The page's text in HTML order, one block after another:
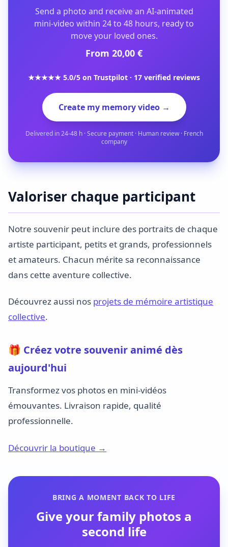
Send a photo and receive an AI-animated
mini-video within 24 to 48 hours, ready to
move your loved ones.
From 20,00 €
★★★★★ 5.0/5 on Trustpilot · 17 verified reviews
Create my memory video →
Delivered in 24-48 h · Secure payment · Human review · French
company
Valoriser chaque participant
Notre souvenir peut inclure des portraits de chaque
artiste participant, petits et grands, professionnels
et amateurs. Chacun mérite sa reconnaissance
dans cette aventure collective.
Découvrez aussi nos projets de mémoire artistique
collective.
🎁 Créez votre souvenir animé dès
aujourd'hui
Transformez vos photos en mini-vidéos
émouvantes. Livraison rapide, qualité
professionnelle.
Découvrir la boutique →
BRING A MOMENT BACK TO LIFE
Give your family photos a
second life